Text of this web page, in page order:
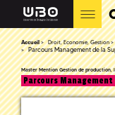
Accueil Droit, Economie, Gestion
Parcours Management de la
Master Mention Gestion de production,
Parcours